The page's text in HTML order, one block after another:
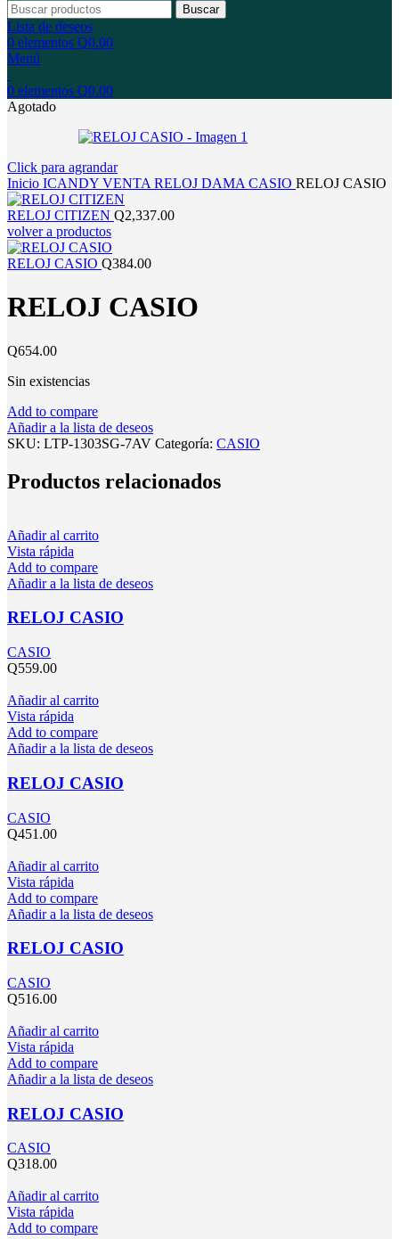
Buscar
Lista de deseos
0 elementos Q0.00
Menú
0 elementos Q0.00
Agotado
Click para agrandar
Inicio ICANDY VENTA RELOJ DAMA CASIO RELOJ CASIO
RELOJ CITIZEN Q2,337.00
volver a productos
RELOJ CASIO Q384.00
RELOJ CASIO
Q654.00
Sin existencias
Add to compare
Añadir a la lista de deseos
SKU: LTP-1303SG-7AV Categoría: CASIO
Productos relacionados
Añadir al carrito
Vista rápida
Add to compare
Añadir a la lista de deseos
RELOJ CASIO
CASIO
Q559.00
Añadir al carrito
Vista rápida
Add to compare
Añadir a la lista de deseos
RELOJ CASIO
CASIO
Q451.00
Añadir al carrito
Vista rápida
Add to compare
Añadir a la lista de deseos
RELOJ CASIO
CASIO
Q516.00
Añadir al carrito
Vista rápida
Add to compare
Añadir a la lista de deseos
RELOJ CASIO
CASIO
Q318.00
Añadir al carrito
Vista rápida
Add to compare